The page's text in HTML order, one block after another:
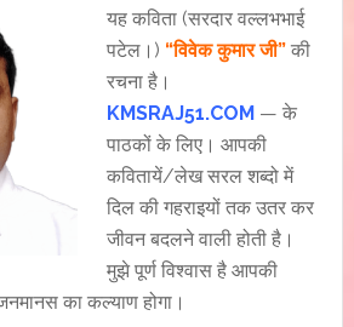
यह कविता (सरदार वल्लभभाई
पटेल।) “विवेक कुमार जी”की
रचना है।
KMSRAJ51.COM— के
पाठकों के लिए। आपकी
कवितायें/लेख सरल शब्दो में
दिल की गहराइयों तक उतर कर
जीवन बदलने वाली होती है।
मुझे पूर्ण विश्वास है आपकी
का कल्याण होगा।